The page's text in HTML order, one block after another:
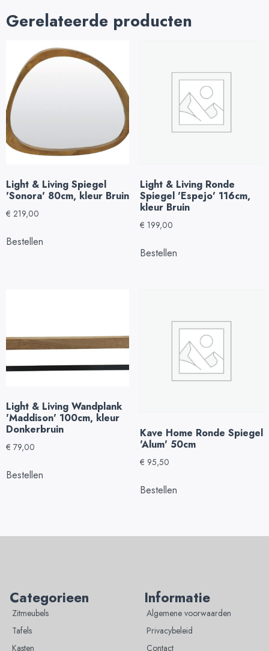
Gerelateerde producten
Light & Living Spiegel
'Sonora' 80cm, kleur Bruin
€ 219,00
Bestellen
Light & Living Ronde
Spiegel 'Espejo' 116cm,
kleur Bruin
€ 199,00
Bestellen
Light & Living Wandplank
'Maddison' 100cm, kleur
Donkerbruin
€ 79,00
Bestellen
Kave Home Ronde Spiegel
'Alum' 50cm
€ 95,50
Bestellen
Categorieen
Zitmeubels
Tafels
Kasten
Informatie
Algemene voorwaarden
Privacybeleid
Contact